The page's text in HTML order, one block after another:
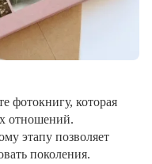
фотокнигу, которая
отношений.
этапу позволяет
поколения.